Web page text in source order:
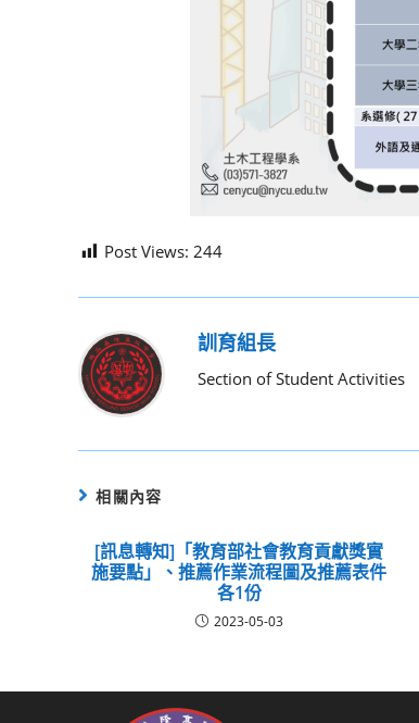
Post Views: 244
訓育組長
Section of Student Activities
相關內容
[訊息轉知]「教育部社會教育貢獻獎實
施要點」、推薦作業流程圖及推薦表件
各1份
2023-05-03